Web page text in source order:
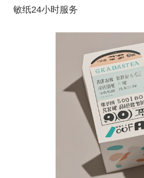
敏纸24小时服务